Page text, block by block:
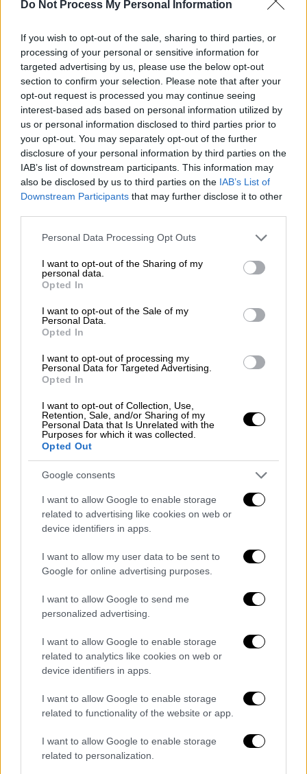
Do Not Process My Personal Information
If you wish to opt-out of the sale, sharing to third parties, or
processing of your personal or sensitive information for
targeted advertising by us, please use the below opt-out
section to confirm your selection. Please note that after your
opt-out request is processed you may continue seeing
interest-based ads based on personal information utilized by
us or personal information disclosed to third parties prior to
your opt-out. You may separately opt-out of the further
disclosure of your personal information by third parties on the
IAB’s list of downstream participants. This information may
also be disclosed by us to third parties on the IAB’s List of
Downstream Participants that may further disclose it to other
Please note that this website/app uses one or more Google
not limited to your visit or usage behaviour. You may click to
grant or deny consent to Google and its third-party tags to
use your data for below specified purposes in below Google
consent section.
Personal Data Processing Opt Outs
I want to opt-out of the Sharing of my
personal data.
Opted In
I want to opt-out of the Sale of my
Personal Data.
Opted In
I want to opt-out of processing my
Personal Data for Targeted Advertising.
Opted In
I want to opt-out of Collection, Use,
Retention, Sale, and/or Sharing of my
Personal Data that Is Unrelated with the
Purposes for which it was collected.
Opted Out
Google consents
I want to allow Google to enable storage
related to advertising like cookies on web or
device identifiers in apps.
I want to allow my user data to be sent to
Google for online advertising purposes.
I want to allow Google to send me
personalized advertising.
I want to allow Google to enable storage
related to analytics like cookies on web or
device identifiers in apps.
I want to allow Google to enable storage
related to functionality of the website or app.
I want to allow Google to enable storage
related to personalization.
το πρωί της Τετάρτης.
Ο θρυλικός παλαίμαχος άσος του
Παναθηναϊκούαισθάνθηκε αδιαθεσία,
κατέρρευσε και μεταφέρθηκε άμεσα με
ασθενοφόρο του ΕΚΑΒ στον «Ερυθρό
Σταυρό».
ΔΙΑΒΑΣΤΕ ΕΠΙΣΗΣ
Αθλητισμός|22.01.2025 00:00
Έπος Παυλίδη με χατ-τρικ εις βάρος
της Μπαρτσελόνα σε 30 λεπτά αλλά
και αδιανόητη ανατροπή των
Καταλανών με 4-5!
Ο Λιούις Χάμιλτον στα κόκκινα! Η
πρώτη φωτογραφία με τη στολή της
Ferrari
Όπως αναφέρεται στην ανακοίνωση της 1
ΥΠΕ, «πραγματοποιήθηκε προχωρημένη
καρδιοαναπνευστική αναζωογόνηση και ο
ασθενής ανταποκρίθηκε»
Η ανακοίνωση:
Σας γνωρίζουμε, ότι σήμερα στις 22/01/2025
και ώρα 11:37 διεκομίσθη με
ΕΚΑΒ
«Κοργιαλένειο- Μπενάκειο» Ε.Ε.Σ., ο
γνωστός παλαίμαχος ποδοσφαιριστής, κ.